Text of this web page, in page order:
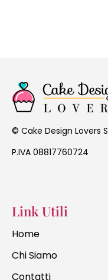
© Cake Design Lovers
P.IVA 08817760724
Link Utili
Home
Chi Siamo
Contatti